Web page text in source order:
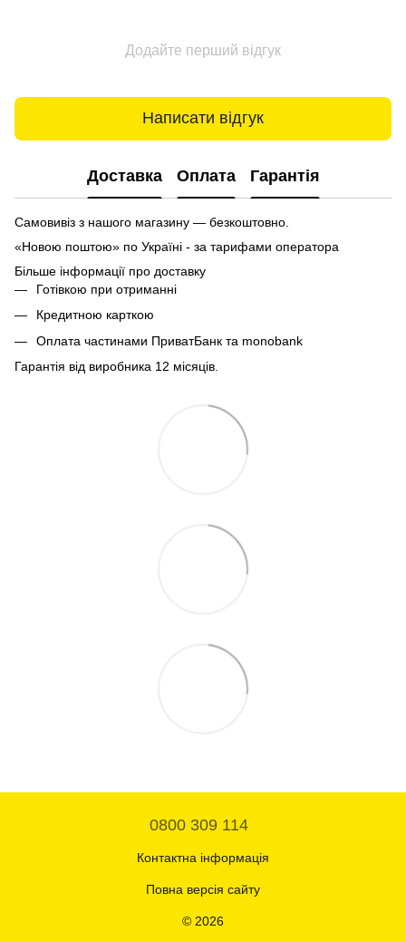
Додайте перший відгук
Написати відгук
Доставка Оплата Гарантія
Самовивіз з нашого магазину — безкоштовно.
«Новою поштою» по Україні - за тарифами оператора
Більше інформації про доставку
Готівкою при отриманні
Кредитною карткою
Оплата частинами ПриватБанк та monobank
Гарантія від виробника 12 місяців.
0800 309 114
Контактна інформація
Повна версія сайту
© 2026